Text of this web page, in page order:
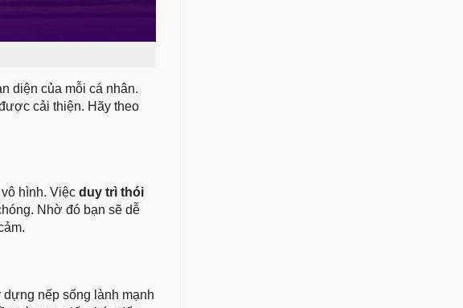
diện của mỗi cá nhân.
cải thiện. Hãy theo
hình. Việc duy trì thói
Nhờ đó bạn sẽ dễ
nếp sống lành mạnh